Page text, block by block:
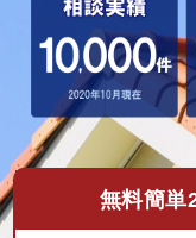
無料簡単